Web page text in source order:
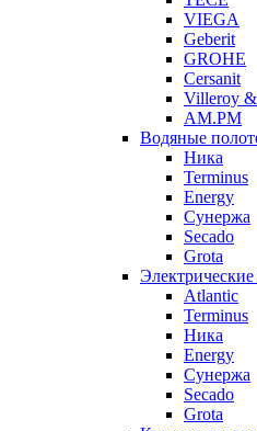
VIEGA
Geberit
GROHE
Cersanit
Villeroy
AM.PM
Водяные
Ника
Terminus
Energy
Сунержа
Secado
Grota
Atlantic
Terminus
Ника
Energy
Сунержа
Secado
Grota